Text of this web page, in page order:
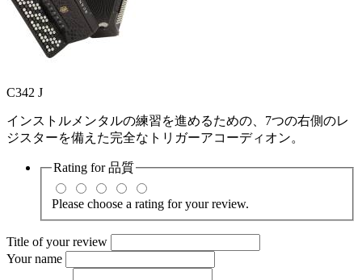
C342 J
インストルメンタルの練習を進めるための、7つの右側のレ
ジスターを備えた完全なトリガーアコーディオン。
Rating for品質
Please choose a rating for your review.
Title of your review
Your name